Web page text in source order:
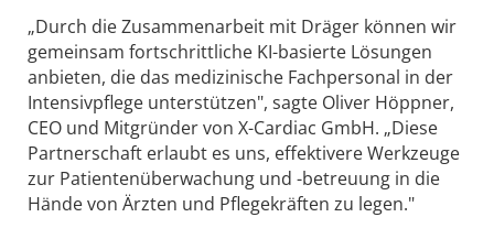
„Durch die Zusammenarbeit mit Dräger können wir
gemeinsam fortschrittliche KI-basierte Lösungen
anbieten, die das medizinische Fachpersonal in der
Intensivpflege unterstützen", sagte Oliver Höppner,
CEO und Mitgründer von X-Cardiac GmbH. „Diese
Partnerschaft erlaubt es uns, effektivere Werkzeuge
zur Patientenüberwachung und -betreuung in die
Hände von Ärzten und Pflegekräften zu legen."